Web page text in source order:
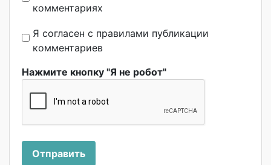
комментариях
Я согласен с правилами публикации
комментариев
Нажмите кнопку "Я не робот"
Отправить